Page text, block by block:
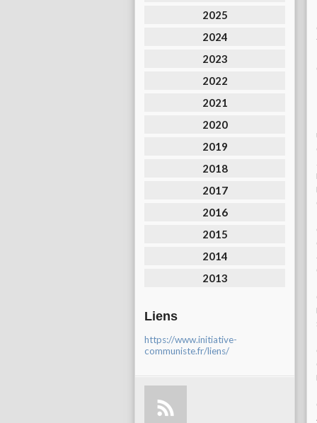
2025
2024
2023
2022
2021
2020
2019
2018
2017
2016
2015
2014
2013
Liens
https://www.initiative-
communiste.fr/liens/